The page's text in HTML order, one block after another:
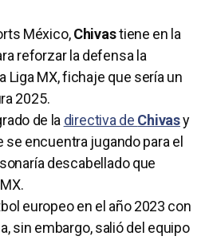
México,Chivastiene en la
reforzar la defensa la
Liga MX, fichaje que sería un
2025.
de la directiva de Chivasy
encuentra jugando para el
descabellado que
europeo en el año 2023 con
sin embargo, salió del equipo